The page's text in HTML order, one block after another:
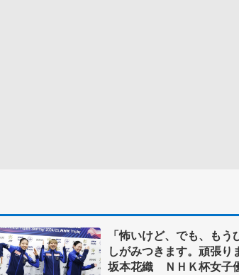
「怖いけど、でも、もう
しがみつきます。頑張り
坂本花織 ＮＨＫ杯女子